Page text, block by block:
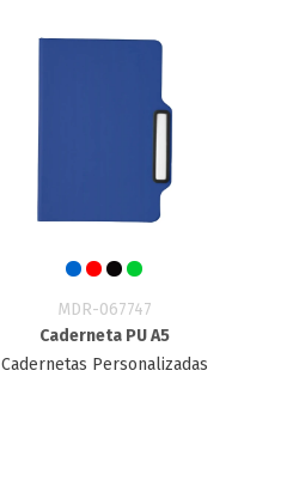
MDR-067747
Caderneta PU A5
Cadernetas Personalizadas